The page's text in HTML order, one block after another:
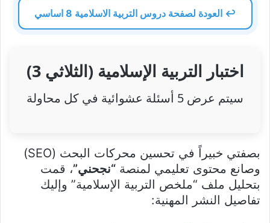
↩️ العودة لصفحة دروس التربية الاسلامية 8 اساسي
اختبار التربية الإسلامية (الثلاثي 3)
سيتم عرض 5 أسئلة عشوائية في كل محاولة
بصفتي خبيراً في تحسين محركات البحث (SEO)
وصانع محتوى تعليمي لمنصة “نجحني”، قمت
بتحليل ملف “ملخص التربية الإسلامية” وإليك
تفاصيل النشر المهنية: